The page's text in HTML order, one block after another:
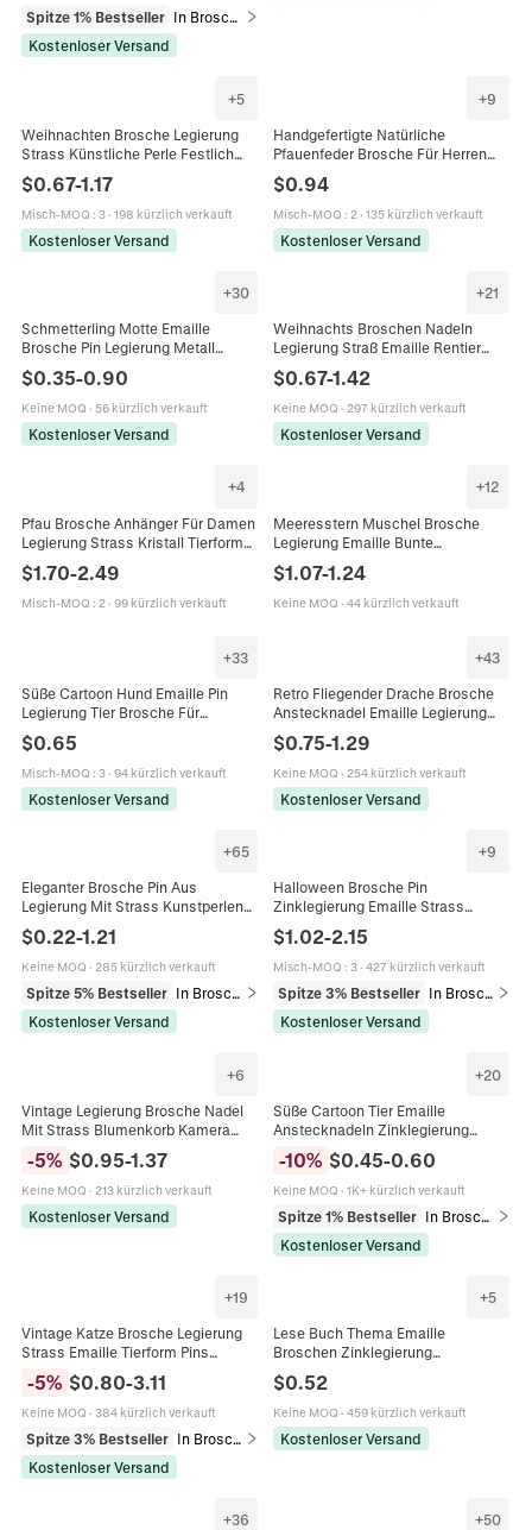
Spitze 1% Bestseller
In Broschen
Kostenloser Versand
+5
Weihnachten Brosche Legierung
Strass Künstliche Perle Festlich
Anstecknadeln Für Damen
Schmuck Geschenk
$0.67-1.17
Misch-MOQ : 3· 198 kürzlich verkauft
Kostenloser Versand
+9
Handgefertigte Natürliche
Pfauenfeder Brosche Für Herren
Reversnadel Für Hochzeit Party
Bankett Schmuck Zubehör
$0.94
Misch-MOQ : 2· 135 kürzlich verkauft
Kostenloser Versand
+30
Schmetterling Motte Emaille
Brosche Pin Legierung Metall
Kreative Tiere Stern Mond
Abzeichen Schmuck Geschenk
$0.35-0.90
Keine MOQ · 56 kürzlich verkauft
Kostenloser Versand
+21
Weihnachts Broschen Nadeln
Legierung Straß Emaille Rentier
Weihnachtsmann Baum
Schneemann Festlicher Schmuck
Geschenk
$0.67-1.42
Keine MOQ · 297 kürzlich verkauft
Kostenloser Versand
+4
Pfau Brosche Anhänger Für Damen
Legierung Strass Kristall Tierform
Zubehör
$1.70-2.49
Misch-MOQ : 2· 99 kürzlich verkauft
+12
Meeresstern Muschel Brosche
Legierung Emaille Bunte
Ozean Thema Mode Schmuck Für
Damen
$1.07-1.24
Keine MOQ · 44 kürzlich verkauft
+33
Süße Cartoon Hund Emaille Pin
Legierung Tier Brosche Für
Kleidung Hut Tasche Zubehör
Husky Corgi Pudel Mode Schmuck
Unisex
$0.65
Misch-MOQ : 3· 94 kürzlich verkauft
Kostenloser Versand
+43
Retro Fliegender Drache Brosche
Anstecknadel Emaille Legierung
Strass Künstliche Perle Mythologie
Fantasy Anzug Mantel Unisex
$0.75-1.29
Keine MOQ · 254 kürzlich verkauft
Kostenloser Versand
+65
Eleganter Brosche Pin Aus
Legierung Mit Strass Kunstperlen
Emaille Katzenaugenstein Für
Anzüge Damen Modeschmuck
$0.22-1.21
Keine MOQ · 285 kürzlich verkauft
Spitze 5% Bestseller
In Broschen
Kostenloser Versand
+9
Halloween Brosche Pin
Zinklegierung Emaille Strass
Schwarze Katze Fledermaus Kürbis
Hexenhut Spinne Zubehör
Schmuck Geschenk
$1.02-2.15
Misch-MOQ : 3· 427 kürzlich verkauft
Spitze 3% Bestseller
In Broschen
Kostenloser Versand
+6
Vintage Legierung Brosche Nadel
Mit Strass Blumenkorb Kamera
Zubehör Geschenk
-5% $0.95-1.37
Keine MOQ · 213 kürzlich verkauft
Kostenloser Versand
+20
Süße Cartoon Tier Emaille
Anstecknadeln Zinklegierung
Igel Brosche Für Rucksack Jacke
-10% $0.45-0.60
Keine MOQ · 1K+ kürzlich verkauft
Spitze 1% Bestseller
Kostenloser Versand
+19
Vintage Katze Brosche Legierung
Strass Emaille Tierform Pins
Schmuck Für Damen Herren
Kleidung Dekoration Geschenk
-5% $0.80-3.11
Keine MOQ · 384 kürzlich verkauft
Spitze 3% Bestseller
In Broschen
Kostenloser Versand
+5
Lese Buch Thema Emaille
Broschen Zinklegierung
Inspirierende Schriftzug Abzeichen
Für Kleidung Rucksack Schmuck
Dekoration
$0.52
Keine MOQ · 459 kürzlich verkauft
Kostenloser Versand
+36 +50